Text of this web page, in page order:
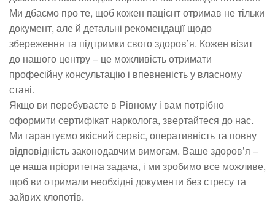
Ми дбаємо про те, щоб кожен пацієнт отримав не тільки
документ, але й детальні рекомендації щодо
збереження та підтримки свого здоров’я. Кожен візит
до нашого центру – це можливість отримати
професійну консультацію і впевненість у власному
стані.
Якщо ви перебуваєте в Рівному і вам потрібно
оформити сертифікат нарколога, звертайтеся до нас.
Ми гарантуємо якісний сервіс, оперативність та повну
відповідність законодавчим вимогам. Ваше здоров’я –
це наша пріоритетна задача, і ми зробимо все можливе,
щоб ви отримали необхідні документи без стресу та
зайвих клопотів.